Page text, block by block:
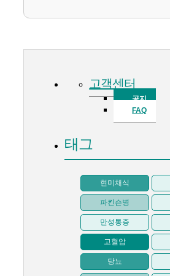
고객센터
공지
FAQ
태그
현미채식
파킨슨병
만성통증
고혈압
당뇨